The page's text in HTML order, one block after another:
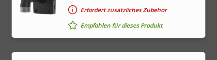
Erfordert zusätzliches Zubehör
Empfohlen für dieses Produkt